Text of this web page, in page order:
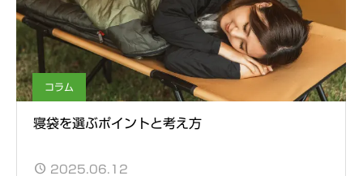
コラム
寝袋を選ぶポイントと考え方
2025.06.12